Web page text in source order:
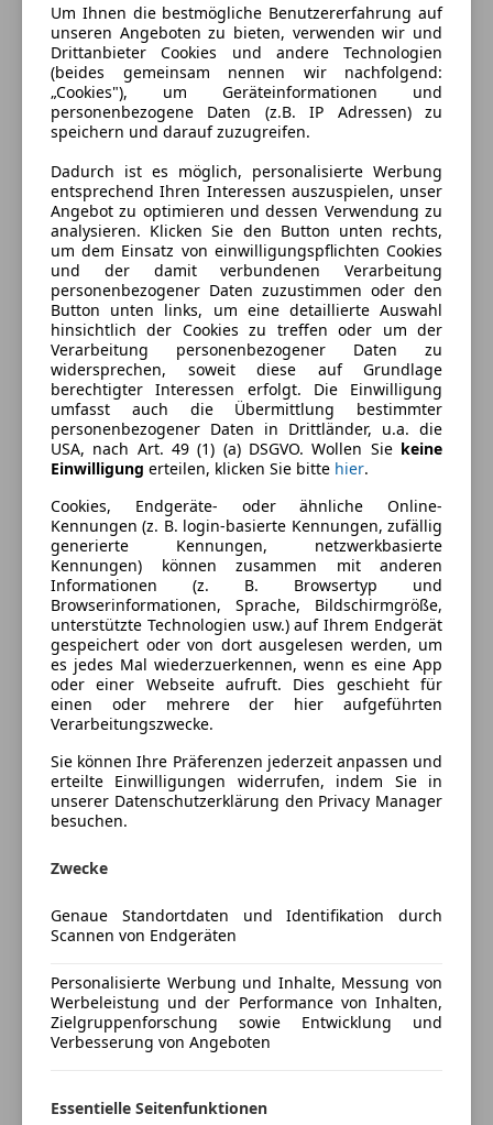
Schadstoffklasse
Euro 6
Kraftstoff
Benzin
CO₂-Emissionen
152 g/km (komb.)
Ausstattung
Komfort
2-Zonen-Klimaautomatik
Beheizbares Lenkrad
Einparkhilfe
Einparkhilfe Rückfahrkamera
Einparkhilfe selbstlenkendes System
Einparkhilfe Sensoren hinten
Einparkhilfe Sensoren vorne
Elektrische Fensterheber
Elektrische Heckklappe
Lichtsensor
Schlüssellose Zentralverriegelung
Sitzheizung
Start/Stop-Automatik
Unterhaltung/Media
DAB-Radio
Induktionsladen für Smartphones
Radio
Soundsystem
Volldigitales Kombiinstrument
Sicherheit
ABS
Beifahrerairbag
Blendfreies Fernlicht
ESP
Fahrerairbag
Fernlichtassistent
Geschwindigkeits-begrenzungsanlage
Kopfairbag
Mehr anzeigen
Farbe und Innenausstattung
Außenfarbe
Grau
Farbe laut Hersteller
Skyscraper Grau
metallic
Lackierung
Metallic
Farbe der
Innenausstattung
Sonstige
Innenausstattung Stoff
Fahrzeugbeschreibung
Sitzbezug
Cloth Arktur Anthracite
Antrieb, Fahrwerk
Größerer Kraftstofftank
Steptronic Getriebe mit Doppelkupplung
Abgasnorm EU6 RDE II
ABS
Aktiver Fussgängerschutz
Auto Start/Stop Funktion
Beifahrerairbag
Preisbewertung
Um Ihnen die bestmögliche Benutzererfahrung auf
unseren Angeboten zu bieten, verwenden wir und
Drittanbieter Cookies und andere Technologien
(beides gemeinsam nennen wir nachfolgend:
„Cookies"), um Geräteinformationen und
personenbezogene Daten (z.B. IP Adressen) zu
speichern und darauf zuzugreifen.
Dadurch ist es möglich, personalisierte Werbung
entsprechend Ihren Interessen auszuspielen, unser
Angebot zu optimieren und dessen Verwendung zu
analysieren. Klicken Sie den Button unten rechts,
um dem Einsatz von einwilligungspflichten Cookies
und der damit verbundenen Verarbeitung
personenbezogener Daten zuzustimmen oder den
Button unten links, um eine detaillierte Auswahl
hinsichtlich der Cookies zu treffen oder um der
Verarbeitung personenbezogener Daten zu
widersprechen, soweit diese auf Grundlage
berechtigter Interessen erfolgt. Die Einwilligung
umfasst auch die Übermittlung bestimmter
personenbezogener Daten in Drittländer, u.a. die
USA, nach Art. 49 (1) (a) DSGVO. Wollen Sie keine
Einwilligung erteilen, klicken Sie bitte hier.
Cookies, Endgeräte- oder ähnliche Online-
Kennungen (z. B. login-basierte Kennungen, zufällig
generierte Kennungen, netzwerkbasierte
Kennungen) können zusammen mit anderen
Informationen (z. B. Browsertyp und
Browserinformationen, Sprache, Bildschirmgröße,
unterstützte Technologien usw.) auf Ihrem Endgerät
gespeichert oder von dort ausgelesen werden, um
es jedes Mal wiederzuerkennen, wenn es eine App
oder einer Webseite aufruft. Dies geschieht für
einen oder mehrere der hier aufgeführten
Verarbeitungszwecke.
Sie können Ihre Präferenzen jederzeit anpassen und
erteilte Einwilligungen widerrufen, indem Sie in
unserer Datenschutzerklärung den Privacy Manager
besuchen.
Zwecke
Genaue Standortdaten und Identifikation durch
Scannen von Endgeräten
Personalisierte Werbung und Inhalte, Messung von
Werbeleistung und der Performance von Inhalten,
Zielgruppenforschung sowie Entwicklung und
Verbesserung von Angeboten
Essentielle Seitenfunktionen